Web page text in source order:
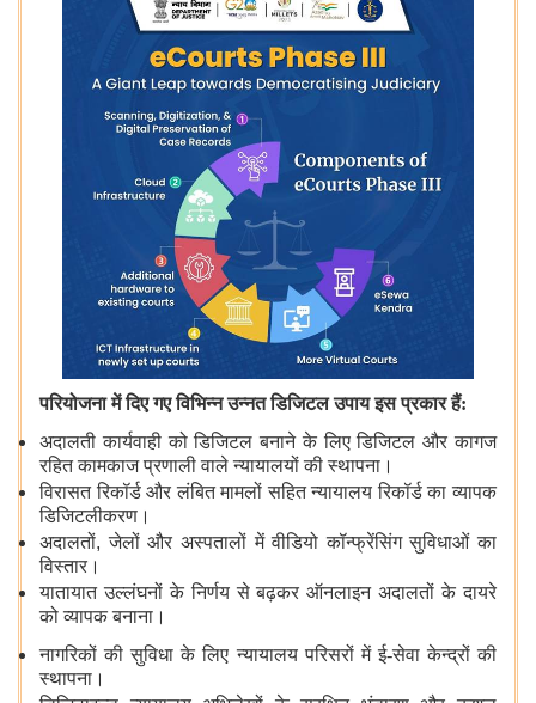
परियोजना में दिए गए विभिन्न उन्नत डिजिटल उपाय इस प्रकार हैं:
अदालती कार्यवाही को डिजिटल बनाने के लिए डिजिटल और कागज
रहित कामकाज प्रणाली वाले न्यायालयों की स्थापना।
विरासत रिकॉर्ड और लंबित मामलों सहित न्यायालय रिकॉर्ड का व्यापक
डिजिटलीकरण।
अदालतों,जेलों और अस्पतालों में वीडियो कॉन्फ्रेंसिंग सुविधाओं का
विस्तार।
यातायात उल्लंघनों के निर्णय से बढ़कर ऑनलाइन अदालतों के दायरे
को व्यापक बनाना।
नागरिकों की सुविधा के लिए न्यायालय परिसरों में ई-सेवा केन्द्रों की
स्थापना।